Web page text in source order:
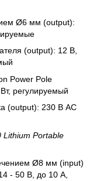
Ø6 мм (output):
(output): 12 В,
Power Pole
регулируемый
(output): 230 В АС
Lithium Portable
Ø8 мм (input)
- 50 В, до 10 А,